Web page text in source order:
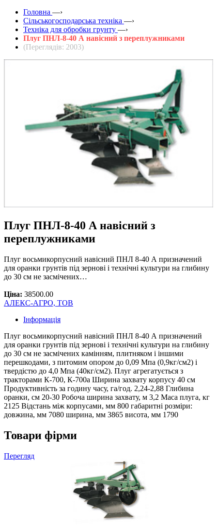
Головна —›
Сільськогосподарська техніка —›
Техніка для обробки грунту —›
Плуг ПНЛ-8-40 А навісний з переплужниками
(Переглядів: 2003)
Плуг ПНЛ-8-40 А навісний з
переплужниками
Плуг восьмикорпусний навісний ПНЛ 8-40 А призначений
для оранки грунтів під зернові і технічні культури на глибину
до 30 см не засмічених…
Ціна: 38500.00
АЛЕКС-АГРО, ТОВ
Інформація
Плуг восьмикорпусний навісний ПНЛ 8-40 А призначений
для оранки грунтів під зернові і технічні культури на глибину
до 30 см не засмічених камінням, плитняком і іншими
перешкодами, з питомим опором до 0,09 Мпа (0,9кг/см2) і
твердістю до 4,0 Мпа (40кг/см2). Плуг агрегатується з
тракторами К-700, К-700а Ширина захвату корпусу 40 см
Продуктивність за годину часу, га/год. 2,24-2,88 Глибина
оранки, см 20-30 Робоча ширина захвату, м 3,2 Маса плуга, кг
2125 Відстань між корпусами, мм 800 габаритні розміри:
довжина, мм 7080 ширина, мм 3865 висота, мм 1790
Товари фірми
Перегляд